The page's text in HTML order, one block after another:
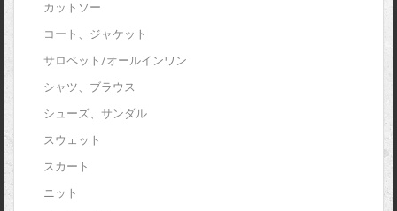
カットソー
コート、ジャケット
サロペット/オールインワン
シャツ、ブラウス
シューズ、サンダル
スウェット
スカート
ニット